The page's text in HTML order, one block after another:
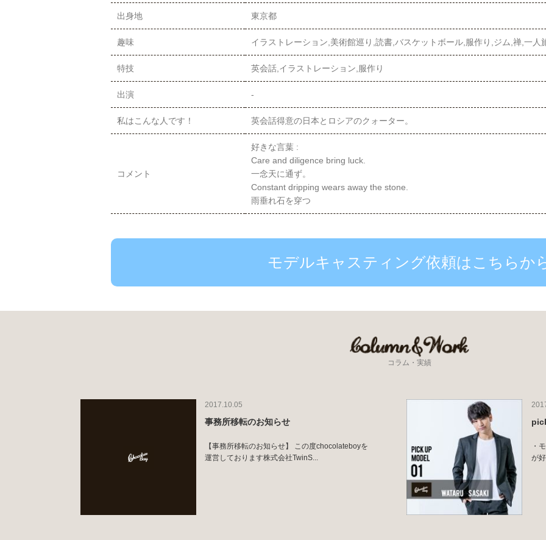
出身地 東京都
趣味 イラストレーション,美術館巡り,読書,バスケットボール,服作り,ジム,禅,一人
特技 英会話,イラストレーション,服作り
出演 -
私はこんな人です！ 英会話得意の日本とロシアのクォーター。
コメント
好きな言葉 :
Care and diligence bring luck.
一念天に通ず。
Constant dripping wears away the stone.
雨垂れ石を穿つ
モデルキャスティング依頼はこちらか
コラム・実績
2017.10.05
事務所移転のお知らせ
【事務所移転のお知らせ】 この度chocolateboyを
運営しております株式会社TwinS...
・
が